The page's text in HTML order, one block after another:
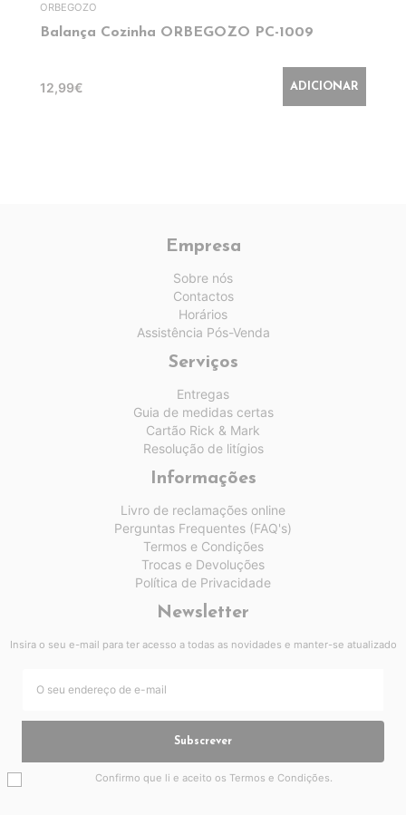
ORBEGOZO
Balança Cozinha ORBEGOZO PC-1009
12,99€ ADICIONAR
Empresa
Sobre nós
Contactos
Horários
Assistência Pós-Venda
Serviços
Entregas
Guia de medidas certas
Cartão Rick & Mark
Resolução de litígios
Informações
Livro de reclamações online
Perguntas Frequentes (FAQ's)
Termos e Condições
Trocas e Devoluções
Política de Privacidade
Newsletter
Insira o seu e-mail para ter acesso a todas as novidades e manter-se atualizado
Subscrever
Confirmo que li e aceito os Termos e Condições.